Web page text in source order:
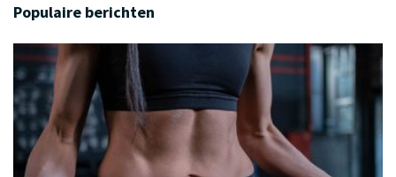
Populaire berichten